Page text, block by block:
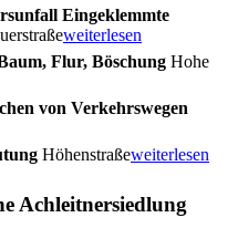
Eingeklemmte
weiterlesen
Flur, Böschung Hohe
von Verkehrswegen
Höhenstraßeweiterlesen
Achleitnersiedlung